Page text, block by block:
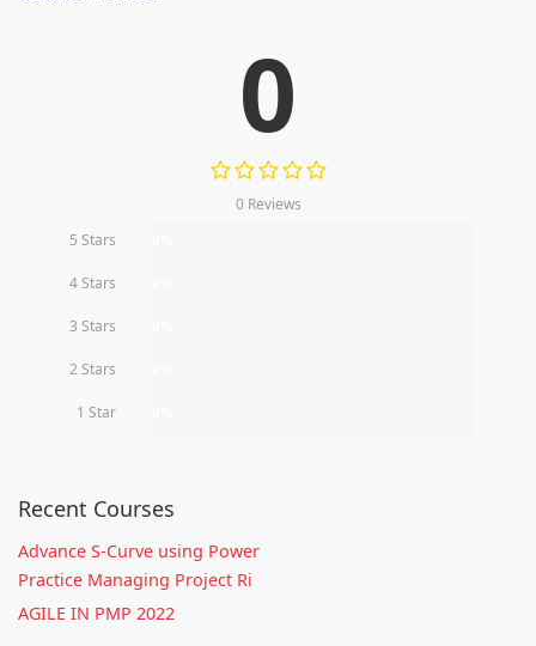
0
0 Reviews
5 Stars
4 Stars
3 Stars
2 Stars
1 Star
Recent Courses
Advance S-Curve using Power
Practice Managing Project Ri
AGILE IN PMP 2022